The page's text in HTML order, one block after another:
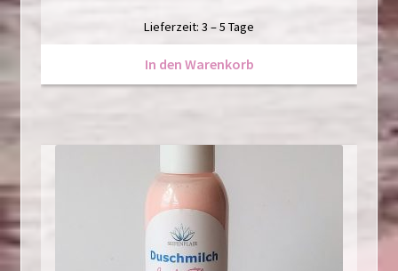
Lieferzeit: 3 – 5 Tage
In den Warenkorb